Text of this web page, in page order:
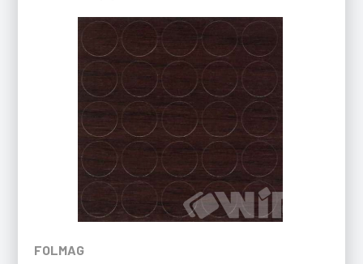
FOLMAG